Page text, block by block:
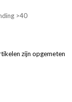
>40
zijn opgemeten